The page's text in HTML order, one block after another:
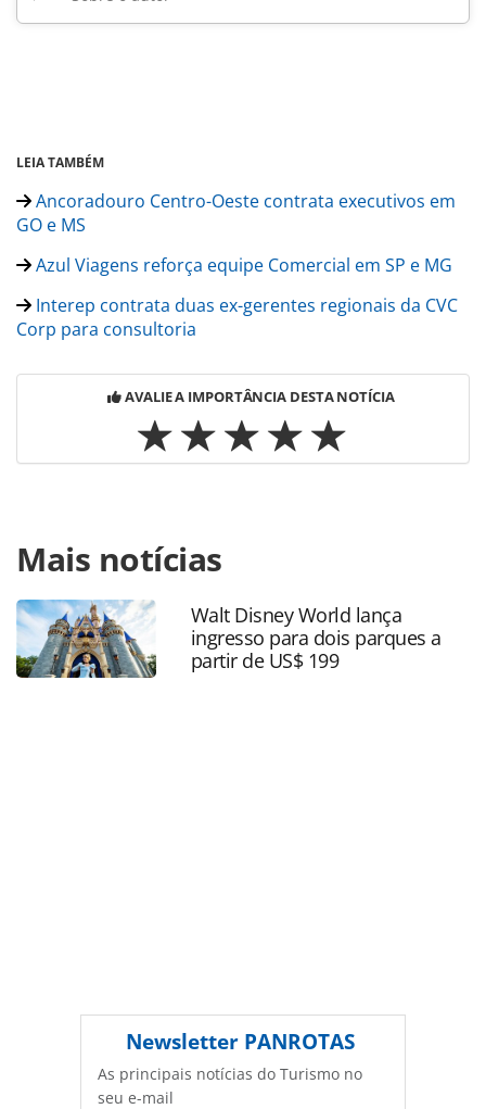
LEIA TAMBÉM
Ancoradouro Centro-Oeste contrata executivos em
GO e MS
Azul Viagens reforça equipe Comercial em SP e MG
Interep contrata duas ex-gerentes regionais da CVC
Corp para consultoria
AVALIE A IMPORTÂNCIA DESTA NOTÍCIA
https://www.panrotas.com.br/gente/movimentacao/2021/
e-operadoras-estao-contratando-veja-vagas_182208.html
ou as ferramentas oferecidas na página. Todo o conteúdo
produzido pela PANROTAS Editora é protegido pela
legislação brasileira sobre direito autoral. Não reproduza o
conteúdo sem autorização da PANROTAS Editora
Mais notícias
Walt Disney World lança
ingresso para dois parques a
partir de US$ 199
Newsletter PANROTAS
As principais notícias do Turismo no
seu e-mail